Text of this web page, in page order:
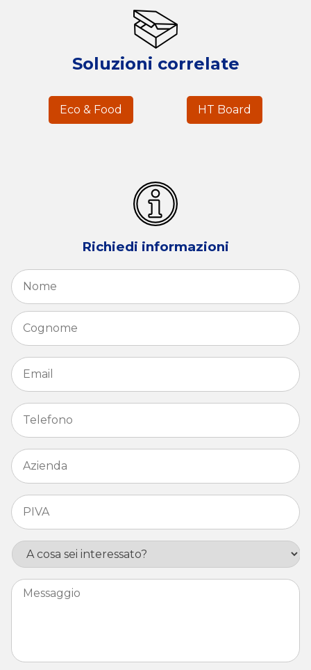
Soluzioni correlate
Eco & Food HT Board
Richiedi informazioni
Nome *
Email
Telefono
Azienda
PIVA
Interesse
Messaggio